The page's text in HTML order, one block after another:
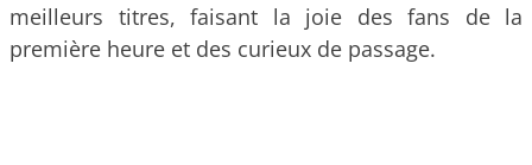
meilleurs titres, faisant la joie des fans de la
première heure et des curieux de passage.